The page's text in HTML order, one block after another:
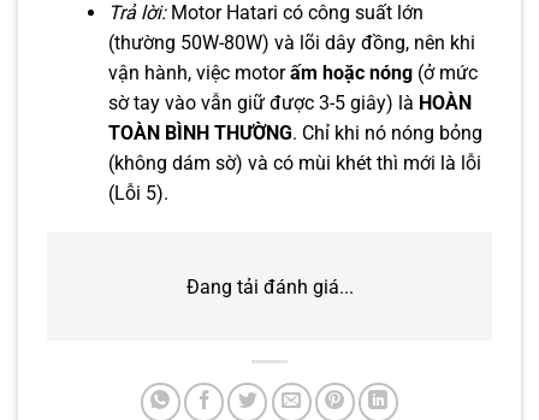
Trả lời:Motor Hatari có công suất lớn
(thường 50W-80W) và lõi dây đồng, nên khi
vận hành, việc motorấm hoặc nóng(ở mức
sờ tay vào vẫn giữ được 3-5 giây) là HOÀN
TOÀN BÌNH THƯỜNG. Chỉ khi nó nóng bỏng
(không dám sờ) và có mùi khét thì mới là lỗi
(Lỗi 5).
Đang tải đánh giá...